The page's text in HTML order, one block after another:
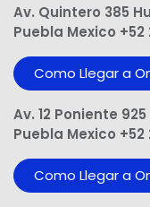
Av. Quintero 385
Puebla Mexico +52
Como Llegar a
Av. 12 Poniente
Puebla Mexico +52
Como Llegar a